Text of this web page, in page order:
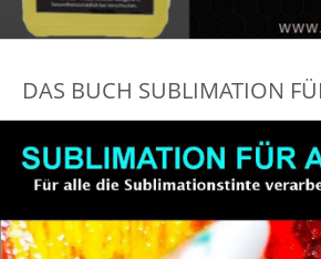
DAS BUCH SUBLIMATION